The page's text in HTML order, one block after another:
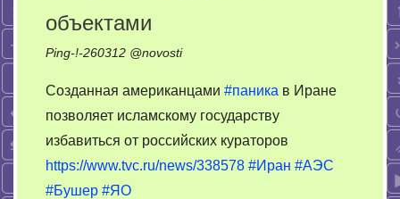
объектами
Ping-!-260312 @novosti
Созданная американцами #паника в Иране
позволяет исламскому государству
избавиться от российских кураторов
https://www.tvc.ru/news/338578 #Иран #АЭС
#Бушер #ЯО